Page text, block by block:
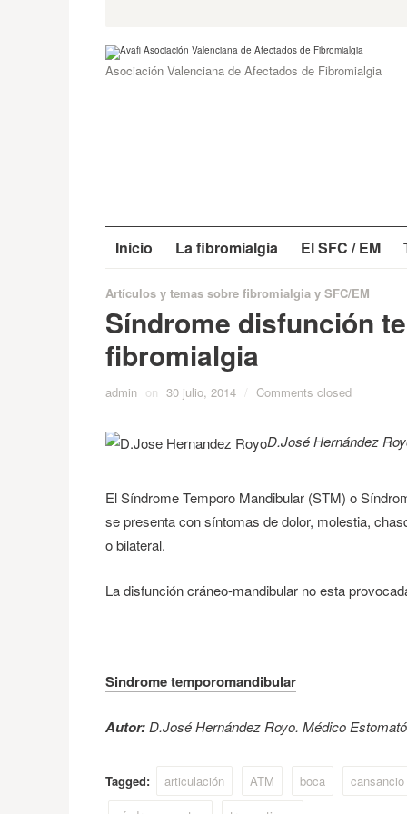
Asociación Valenciana de Afectados de Fibromialgia
Inicio La fibromialgia El SFC / EM
Artículos y temas sobre fibromialgia y SFC/EM
Síndrome disfunción
fibromialgia
admin on 30 julio, 2014 / Comments closed
D.José Hernández
El Síndrome Temporo Mandibular (STM) o
se presenta con síntomas de dolor, molestia,
o bilateral.
La disfunción cráneo-mandibular no esta
Sindrome temporomandibular
Autor: D.José Hernández Royo. Médico
Tagged: articulación ATM boca cansancio